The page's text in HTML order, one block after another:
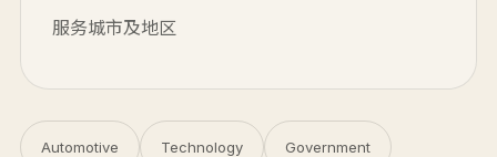
服务城市及地区
Automotive Technology Government